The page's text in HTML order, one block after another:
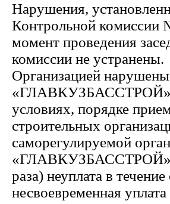
Нарушения,
Контрольной
момент проведения
комиссии не устранены.
Организацией
«ГЛАВКУЗБАССТРОЙ»
условиях, порядке
строительных
саморегулируемой
«ГЛАВКУЗБАССТРОЙ»
раза) неуплата в
несвоевременная